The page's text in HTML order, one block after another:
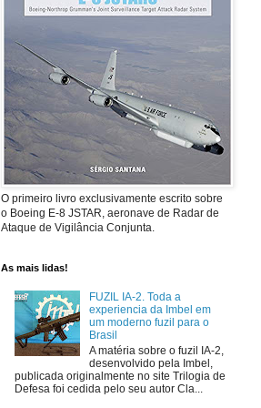
O primeiro livro exclusivamente escrito sobre
o Boeing E-8 JSTAR, aeronave de Radar de
Ataque de Vigilância Conjunta.
As mais lidas!
FUZIL IA-2. Toda a
experiencia da Imbel em
um moderno fuzil para o
Brasil
A matéria sobre o fuzil IA-2,
desenvolvido pela Imbel,
publicada originalmente no site Trilogia de
Defesa foi cedida pelo seu autor Cla...